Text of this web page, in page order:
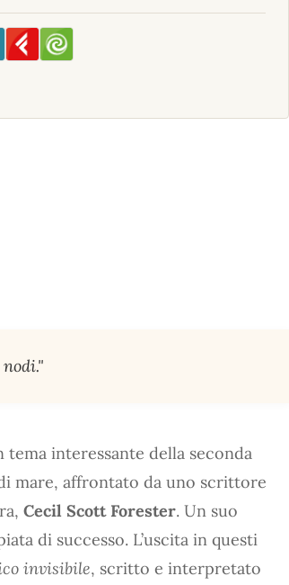
interessante della seconda
mare, affrontato da uno scrittore
Cecil Scott Forester. Un suo
di successo. L’uscita in questi
invisibile, scritto e interpretato